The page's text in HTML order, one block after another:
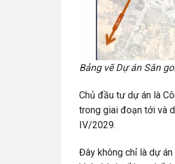
Bảng vẽ Dự án Sân
Chủ đầu tư dự án là
trong giai đoạn tới và
IV/2029.
Đây không chỉ là dự